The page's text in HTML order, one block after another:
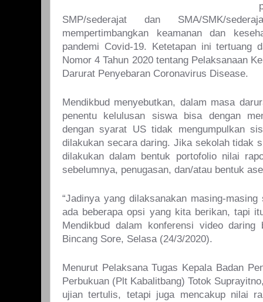
SMP/sederajat dan SMA/SMK/
mempertimbangkan keamanan dan
pandemi Covid-19. Ketetapan ini tertuang
Nomor 4 Tahun 2020 tentang Pelaksanaan
Darurat Penyebaran Coronavirus Disease.
Mendikbud menyebutkan, dalam masa
penentu kelulusan siswa bisa dengan
dengan syarat US tidak mengumpulkan
dilakukan secara daring. Jika sekolah tidak
dilakukan dalam bentuk portofolio nilai
sebelumnya, penugasan, dan/atau bentuk
“Jadinya yang dilaksanakan masing-
ada beberapa opsi yang kita berikan, tapi
Mendikbud dalam konferensi video daring
Bincang Sore, Selasa (24/3/2020).
Menurut Pelaksana Tugas Kepala Badan
Perbukuan (Plt Kabalitbang) Totok
ujian tertulis, tetapi juga mencakup nilai